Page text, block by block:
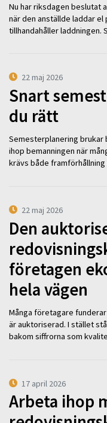
Nu har riksdagen beslutat
när den anställde laddar
tillhandahåller
22 maj 2026
Snart
du rätt
Semesterplanering brukar
ihop bemanningen när
krävs både
22 maj 2026
Den
företagen
hela vägen
Många företagare
är auktoriserad. I stället
bakom siffrorna som
17 april 2026
Arbeta ihop